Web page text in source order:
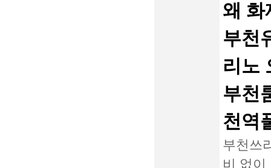
왜 화
부천
리노
부천
천역
부천쓰
비 없이